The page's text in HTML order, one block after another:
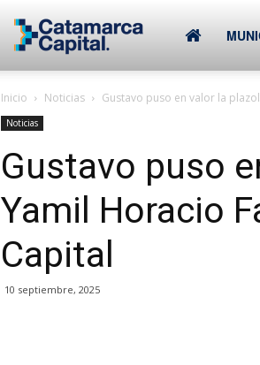
Municipalidad
de
Inicio Noticias Gustavo puso en valor la
Noticias
Gustavo puso
Yamil Horacio
Capital
10 septiembre, 2025